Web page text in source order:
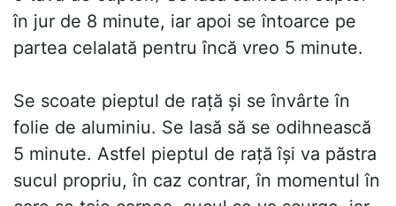
în jur de 8 minute, iar apoi se întoarce pe
partea celalată pentru încă vreo 5 minute.
Se scoate pieptul de raţă şi se învârte în
folie de aluminiu. Se lasă să se odihnească
5 minute. Astfel pieptul de raţă îşi va păstra
sucul propriu, în caz contrar, în momentul în